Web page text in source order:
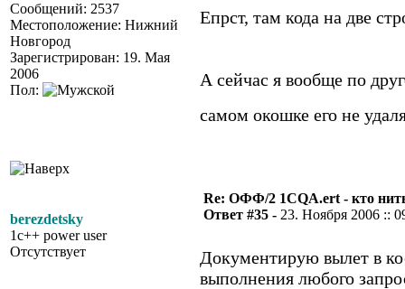
Сообщений: 2537
Местоположение: Нижний
Новгород
Зарегистрирован: 19. Мая
2006
Пол:
Епрст, там кода на две
А сейчас я вообще по
самом окошке его не
berezdetsky
1c++ power user
Отсутствует
Re: ОФФ/2 1CQA.ert - кто
Ответ #35 - 23. Ноября 2006 ::
Документирую вылет в
выполнения любого